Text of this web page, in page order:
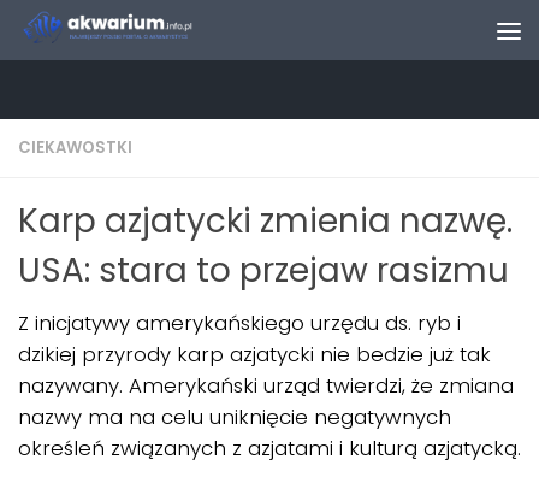
Skip to content
CIEKAWOSTKI
Karp azjatycki zmienia nazwę.
USA: stara to przejaw rasizmu
Z inicjatywy amerykańskiego urzędu ds. ryb i
dzikiej przyrody karp azjatycki nie bedzie już tak
nazywany. Amerykański urząd twierdzi, że zmiana
nazwy ma na celu uniknięcie negatywnych
określeń związanych z azjatami i kulturą azjatycką.